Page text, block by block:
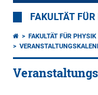
FAKULTÄT
FAKULTÄT FÜR